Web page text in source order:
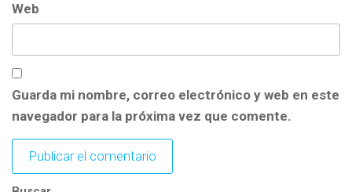
Web
Guarda mi nombre, correo electrónico y web en este
navegador para la próxima vez que comente.